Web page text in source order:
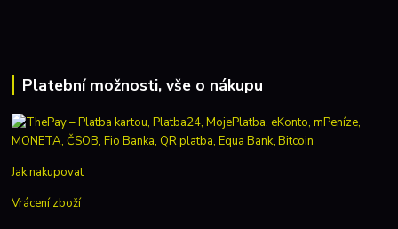
Platební možnosti, vše o nákupu
Jak nakupovat
Vrácení zboží